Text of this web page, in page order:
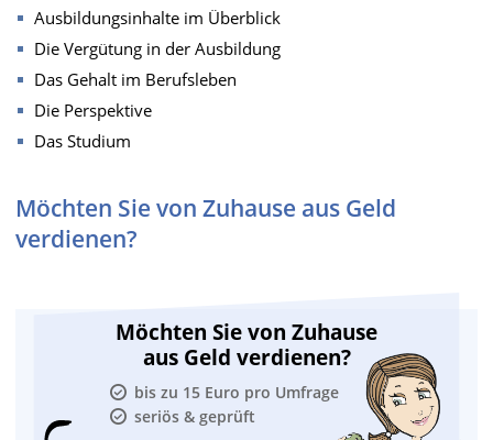
Ausbildungsinhalte im Überblick
Die Vergütung in der Ausbildung
Das Gehalt im Berufsleben
Die Perspektive
Das Studium
Möchten Sie von Zuhause aus Geld
verdienen?
Möchten Sie von Zuhause
aus Geld verdienen?
bis zu 15 Euro pro Umfrage
seriös & geprüft